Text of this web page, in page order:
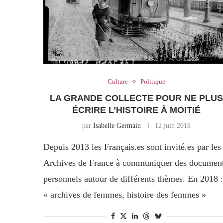
Culture Politique
LA GRANDE COLLECTE POUR NE PLUS
ÉCRIRE L’HISTOIRE À MOITIÉ
parIsabelle Germain 12 juin 2018
Depuis 2013 les Français.es sont invité.es par les
Archives de France à communiquer des
personnels autour de différents thèmes. En 2018 :
« archives de femmes, histoire des femmes »